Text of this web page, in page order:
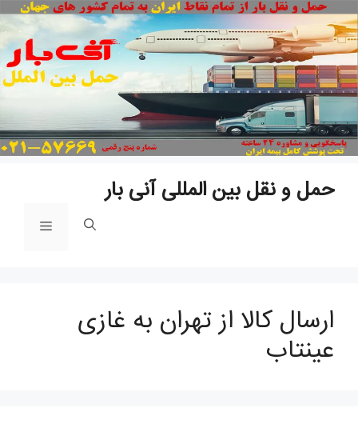
حمل و نقل بین المللی آنی بار
فهرست
ارسال کالا از تهران به غازی
عینتاب